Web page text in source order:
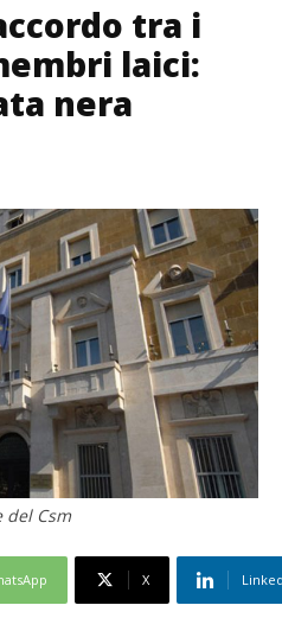
tra i
laici:
nera
del Csm
X